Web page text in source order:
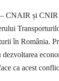
CNAIR și
în România.
ca acest